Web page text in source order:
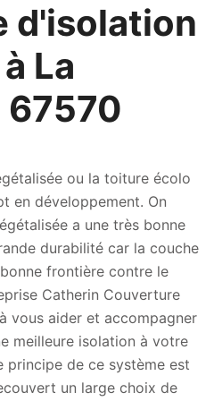
d'isolation
La
ou la toiture écolo
en développement. On
a une très bonne
durabilité car la couche
frontière contre le
Catherin Couverture
vous aider et accompagner
meilleure isolation à votre
principe de ce système est
un large choix de